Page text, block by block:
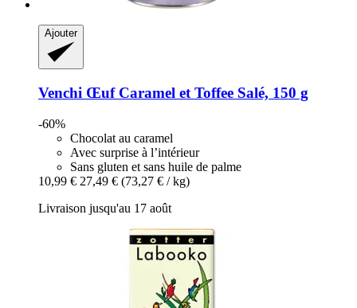
Ajouter
Venchi Œuf Caramel et Toffee Salé, 150 g
-60%
Chocolat au caramel
Avec surprise à l’intérieur
Sans gluten et sans huile de palme
10,99 € 27,49 € (73,27 € / kg)
Livraison jusqu'au 17 août